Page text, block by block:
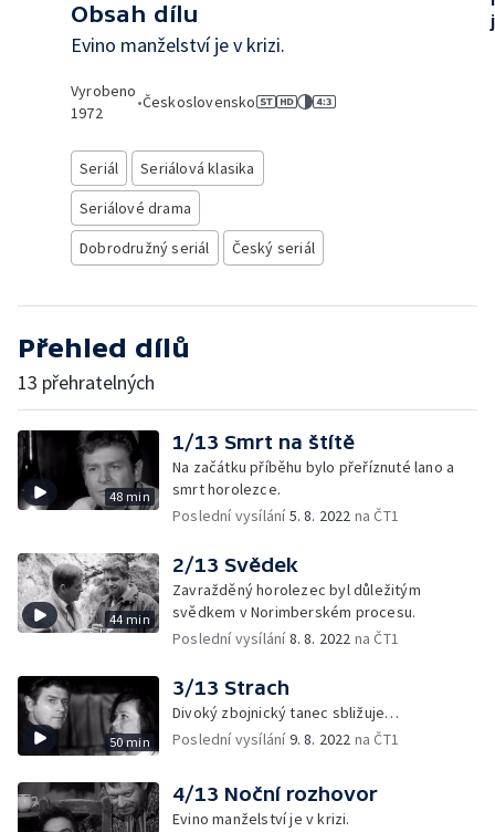
Obsah dílu
Evino manželství je v krizi.
Vyrobeno
1972
•Československo
Seriál
Seriálová klasika
Seriálové drama
Dobrodružný seriál
Český seriál
Přehled dílů
13 přehratelných
48 min
1/13 Smrt na štítě
Na začátku příběhu bylo přeříznuté lano a
smrt horolezce.
Poslední vysílání5. 8. 2022 na ČT1
44 min
2/13 Svědek
Zavražděný horolezec byl důležitým
svědkem v Norimberském procesu.
Poslední vysílání8. 8. 2022 na ČT1
50 min
3/13 Strach
Divoký zbojnický tanec sbližuje…
Poslední vysílání9. 8. 2022 na ČT1
4/13 Noční rozhovor
Evino manželství je v krizi.